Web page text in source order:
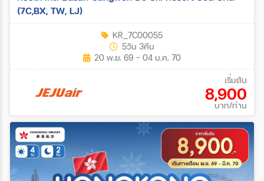
(7C,BX, TW, LJ)
KR_7C00055
5วัน 3คืน
20 พ.ย. 69 - 04 ม.ค. 70
เริ่มต้น
8,900
บาท/ท่าน